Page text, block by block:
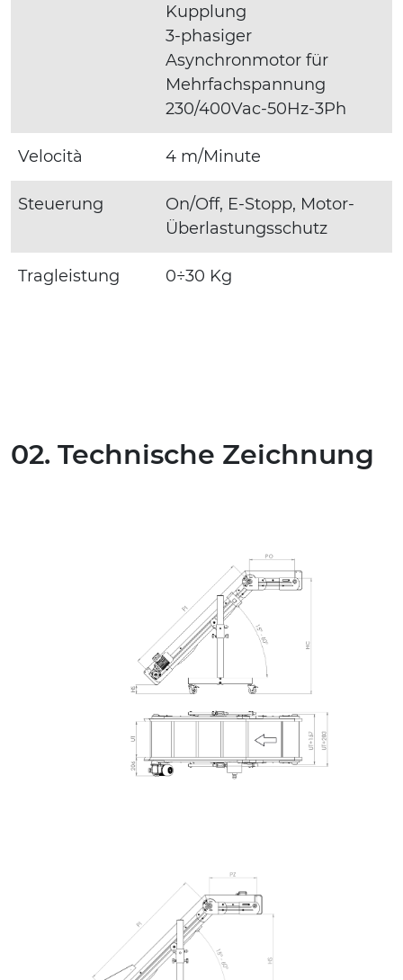
Kupplung
3-phasiger
Asynchronmotor für
Mehrfachspannung
230/400Vac-50Hz-3Ph
Velocità 4 m/Minute
Steuerung
On/Off, E-Stopp, Motor-
Überlastungsschutz
Tragleistung 0÷30 Kg
02. Technische Zeichnung